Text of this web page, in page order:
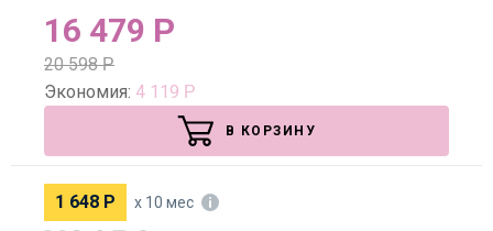
16 479 Р
20 598Р
Экономия: 4 119 Р
В КОРЗИНУ
1 648 Р х 10 мес